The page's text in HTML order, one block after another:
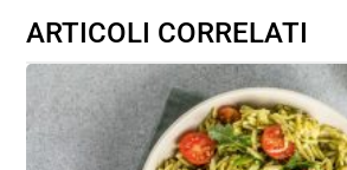
ARTICOLI CORRELATI